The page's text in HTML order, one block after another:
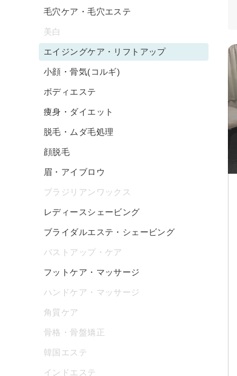
毛穴ケア・毛穴エステ
美白
エイジングケア・リフトアップ
小顔・骨気(コルギ)
ボディエステ
痩身・ダイエット
脱毛・ムダ毛処理
顔脱毛
眉・アイブロウ
ブラジリアンワックス
レディースシェービング
ブライダルエステ・シェービング
バストアップ・ケア
フットケア・マッサージ
ハンドケア・マッサージ
角質ケア
骨格・骨盤矯正
韓国エステ
インドエステ